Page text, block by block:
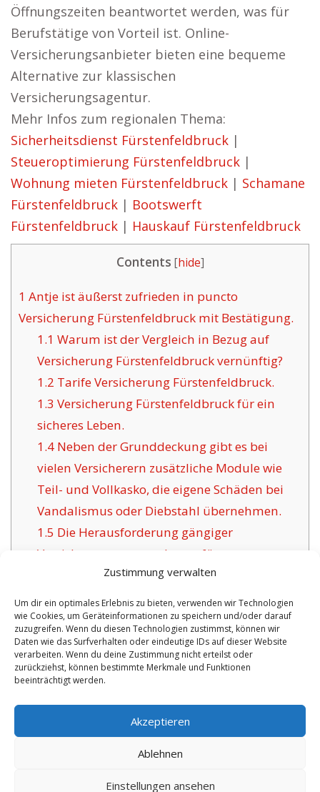
Zustimmung verwalten
Um dir ein optimales Erlebnis zu bieten, verwenden wir Technologien
wie Cookies, um Geräteinformationen zu speichern und/oder darauf
zuzugreifen. Wenn du diesen Technologien zustimmst, können wir
Daten wie das Surfverhalten oder eindeutige IDs auf dieser Website
verarbeiten. Wenn du deine Zustimmung nicht erteilst oder
zurückziehst, können bestimmte Merkmale und Funktionen
beeinträchtigt werden.
Akzeptieren
Ablehnen
Einstellungen ansehen
Öffnungszeiten beantwortet werden, was für
Berufstätige von Vorteil ist. Online-
Versicherungsanbieter bieten eine bequeme
Alternative zur klassischen
Versicherungsagentur.
Mehr Infos zum regionalen Thema:
Sicherheitsdienst Fürstenfeldbruck |
Steueroptimierung Fürstenfeldbruck |
Wohnung mieten Fürstenfeldbruck | Schamane
Fürstenfeldbruck | Bootswerft
Fürstenfeldbruck | Hauskauf Fürstenfeldbruck
Contents [hide]
1 Antje ist äußerst zufrieden in puncto
Versicherung Fürstenfeldbruck mit Bestätigung.
1.1 Warum ist der Vergleich in Bezug auf
Versicherung Fürstenfeldbruck vernünftig?
1.2 Tarife Versicherung Fürstenfeldbruck.
1.3 Versicherung Fürstenfeldbruck für ein
sicheres Leben.
1.4Neben der Grunddeckung gibt es bei
vielen Versicherern zusätzliche Module wie
Teil- und Vollkasko, die eigene Schäden bei
Vandalismus oder Diebstahl übernehmen.
1.5 Die Herausforderung gängiger
Versicherungsunternehmen für
Fürstenfeldbruck:
1.6
Vorteile dieser Versicherung in
Fürstenfeldbruck:
1.6.1Aktualisierte Wahlmöglichkeiten und
Betreuung:
No tags for this post.